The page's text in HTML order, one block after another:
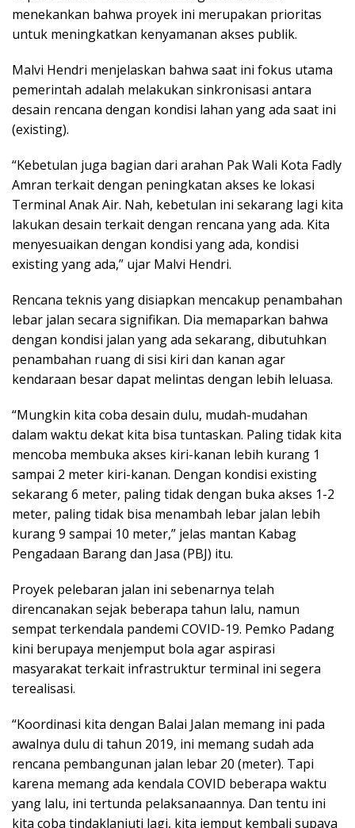
menekankan bahwa proyek ini merupakan prioritas
untuk meningkatkan kenyamanan akses publik.
Malvi Hendri menjelaskan bahwa saat ini fokus utama
pemerintah adalah melakukan sinkronisasi antara
desain rencana dengan kondisi lahan yang ada saat ini
(existing).
“Kebetulan juga bagian dari arahan Pak Wali Kota Fadly
Amran terkait dengan peningkatan akses ke lokasi
Terminal Anak Air. Nah, kebetulan ini sekarang lagi kita
lakukan desain terkait dengan rencana yang ada. Kita
menyesuaikan dengan kondisi yang ada, kondisi
existing yang ada,” ujar Malvi Hendri.
Rencana teknis yang disiapkan mencakup penambahan
lebar jalan secara signifikan. Dia memaparkan bahwa
dengan kondisi jalan yang ada sekarang, dibutuhkan
penambahan ruang di sisi kiri dan kanan agar
kendaraan besar dapat melintas dengan lebih leluasa.
“Mungkin kita coba desain dulu, mudah-mudahan
dalam waktu dekat kita bisa tuntaskan. Paling tidak kita
mencoba membuka akses kiri-kanan lebih kurang 1
sampai 2 meter kiri-kanan. Dengan kondisi existing
sekarang 6 meter, paling tidak dengan buka akses 1-2
meter, paling tidak bisa menambah lebar jalan lebih
kurang 9 sampai 10 meter,” jelas mantan Kabag
Pengadaan Barang dan Jasa (PBJ) itu.
Proyek pelebaran jalan ini sebenarnya telah
direncanakan sejak beberapa tahun lalu, namun
sempat terkendala pandemi COVID-19. Pemko Padang
kini berupaya menjemput bola agar aspirasi
masyarakat terkait infrastruktur terminal ini segera
terealisasi.
“Koordinasi kita dengan Balai Jalan memang ini pada
awalnya dulu di tahun 2019, ini memang sudah ada
rencana pembangunan jalan lebar 20 (meter). Tapi
karena memang ada kendala COVID beberapa waktu
yang lalu, ini tertunda pelaksanaannya. Dan tentu ini
kita coba tindaklanjuti lagi, kita jemput kembali supaya